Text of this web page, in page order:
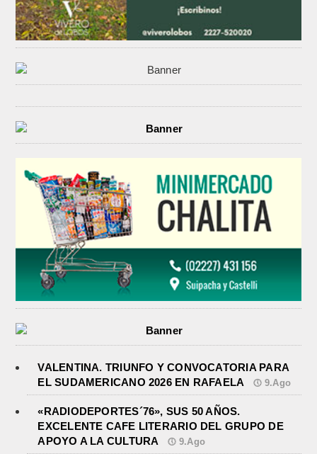
VALENTINA. TRIUNFO Y CONVOCATORIA PARA
EL SUDAMERICANO 2026 EN RAFAELA
9.Ago
«RADIODEPORTES´76», SUS 50 AÑOS.
EXCELENTE CAFE LITERARIO DEL GRUPO DE
APOYO A LA CULTURA
9.Ago